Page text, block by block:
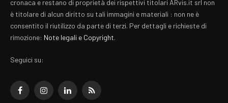
cronaca e restano di proprietà dei rispettivi titolari ARvis.it srl non
è titolare di alcun diritto su tali immagini e materiali : non ne è
consentito il riutilizzo da parte di terzi. Per dettagli e richieste di
rimozione: Note legali e Copyright.
Seguici su:
FacebookInstagramLinkedInRSS